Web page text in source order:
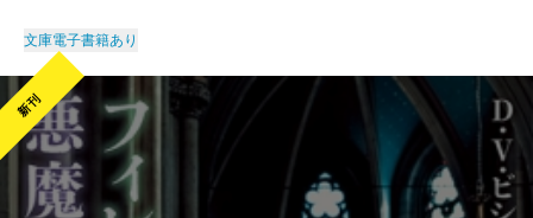
文庫電子書籍あり
新刊